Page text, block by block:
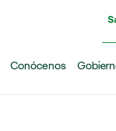
Conócenos